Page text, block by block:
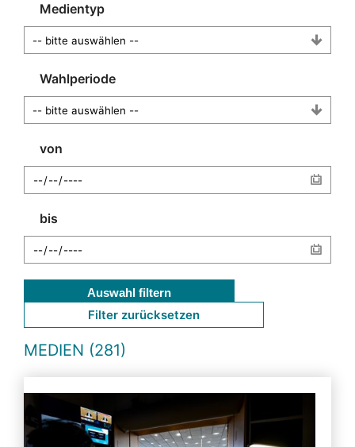
Medientyp
Wahlperiode
von
bis
Auswahl filtern
Filter zurücksetzen
MEDIEN (281)